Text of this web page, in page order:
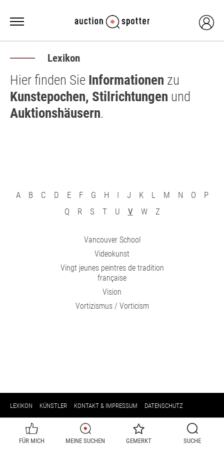
Lexikon
Hier finden Sie Informationen zu
Kunstepochen, Stilrichtungen und
Auktionshäusern.
A B C D E F G H I J K L M N O
P
Q
R S T U V W Z
Vancouver School
Videokunst
Vingt jeunes peintres de tradition
française
Vision
Vortizismus / Vorticism
LEXIKON KÜNSTLER KONTAKT & IMPRESSUM DATENSCHUTZ
FÜR MICH MEINE SUCHEN GEMERKT SUCHE